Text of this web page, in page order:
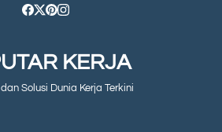
KERJA
Solusi Dunia Kerja Terkini